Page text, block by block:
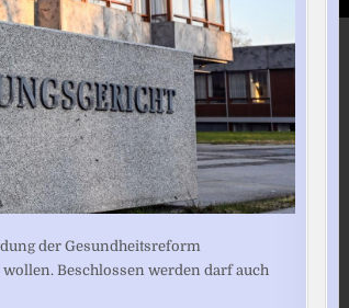
der Gesundheitsreform
Beschlossen werden darf auch